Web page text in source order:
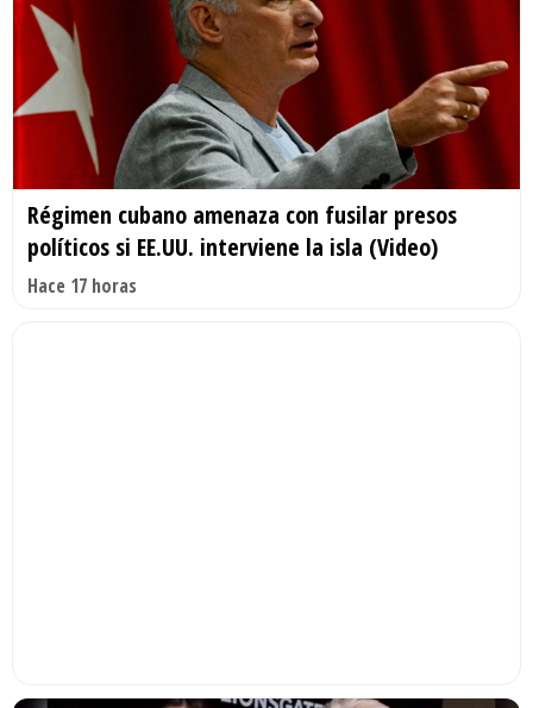
Régimen cubano amenaza con fusilar presos
políticos si EE.UU. interviene la isla (Video)
Hace 17 horas